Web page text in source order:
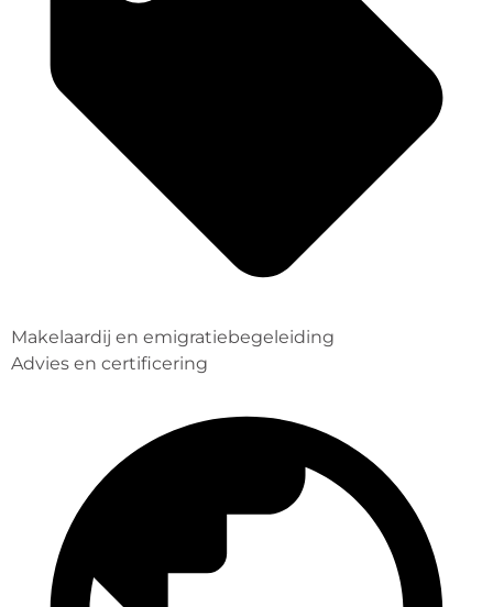
Makelaardij en emigratiebegeleiding
Advies en certificering